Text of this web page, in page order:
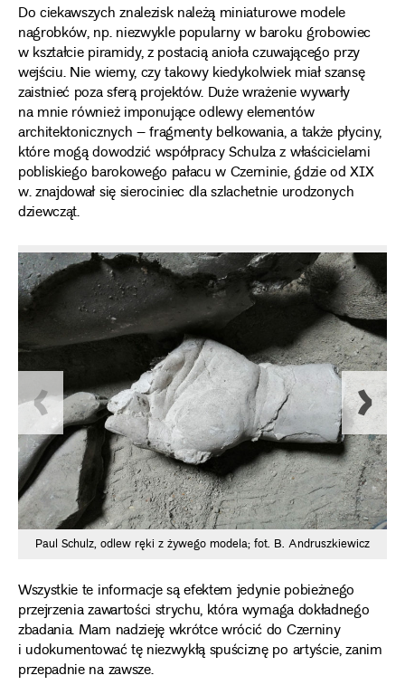
Do ciekawszych znalezisk należą miniaturowe modele
nagrobków, np. niezwykle popularny w baroku grobowiec
w kształcie piramidy, z postacią anioła czuwającego przy
wejściu. Nie wiemy, czy takowy kiedykolwiek miał szansę
zaistnieć poza sferą projektów. Duże wrażenie wywarły
na mnie również imponujące odlewy elementów
architektonicznych – fragmenty belkowania, a także płyciny,
które mogą dowodzić współpracy Schulza z właścicielami
pobliskiego barokowego pałacu w Czerninie, gdzie od XIX
w. znajdował się sierociniec dla szlachetnie urodzonych
dziewcząt.
Paul Schulz, odlew ręki z żywego modela; fot. B. Andruszkiewicz
Wszystkie te informacje są efektem jedynie pobieżnego
przejrzenia zawartości strychu, która wymaga dokładnego
zbadania. Mam nadzieję wkrótce wrócić do Czerniny
i udokumentować tę niezwykłą spuściznę po artyście, zanim
przepadnie na zawsze.